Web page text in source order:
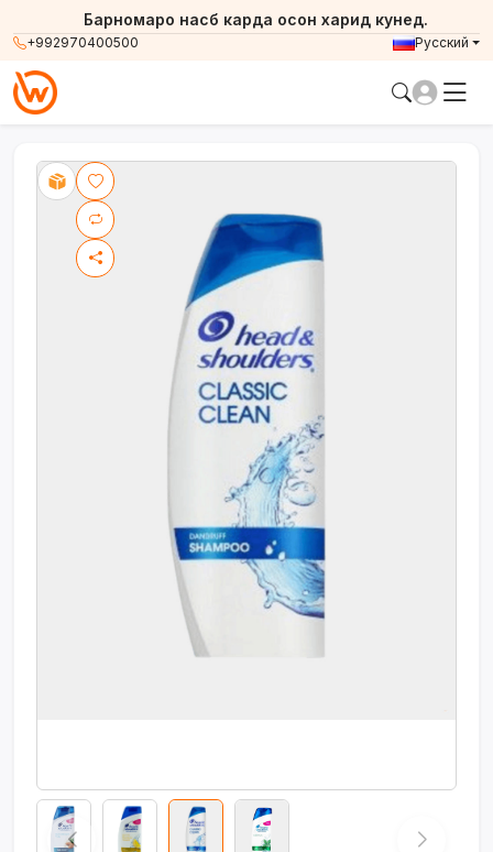
+992970400500
Барномаро насб карда осон харид кунед.
Русский